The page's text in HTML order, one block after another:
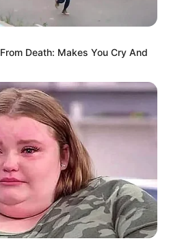
Η Εκδικητική μανία της
εναντίον αυτού που έβγαλε
Ο Τραμπ αποκαλύπτει τον
μεγαλύτερο φόβο του,
προειδοποιεί «Βρισκόμαστε
στην πιο επικίνδυνη...
Death: Makes You Cry And